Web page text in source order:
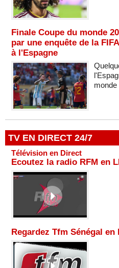
Finale Coupe du monde
par une enquête de la
à l'Espagne
monde
TV EN DIRECT 24/7
Télévision en Direct
Ecoutez la radio RFM en
Regardez Tfm Sénégal en